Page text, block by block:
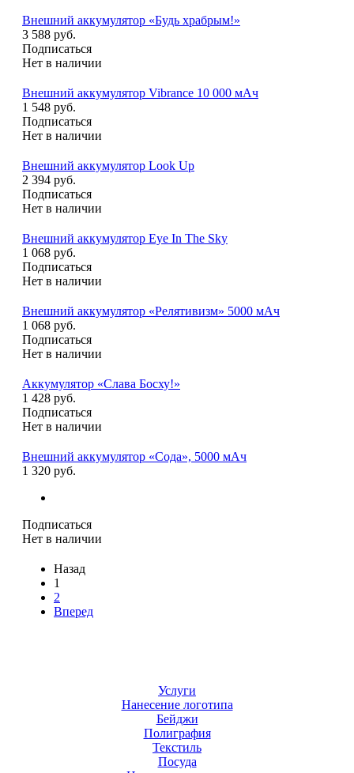
Внешний аккумулятор «Будь храбрым!»
3 588 руб.
Подписаться
Нет в наличии
Внешний аккумулятор Vibrance 10 000 мAч
1 548 руб.
Подписаться
Нет в наличии
Внешний аккумулятор Look Up
2 394 руб.
Подписаться
Нет в наличии
Внешний аккумулятор Eye In The Sky
1 068 руб.
Подписаться
Нет в наличии
Внешний аккумулятор «Релятивизм» 5000 мAч
1 068 руб.
Подписаться
Нет в наличии
Аккумулятор «Слава Босху!»
1 428 руб.
Подписаться
Нет в наличии
Внешний аккумулятор «Сода», 5000 мAч
1 320 руб.
Подписаться
Нет в наличии
Назад
1
2
Вперед
Услуги
Нанесение логотипа
Бейджи
Полиграфия
Текстиль
Посуда